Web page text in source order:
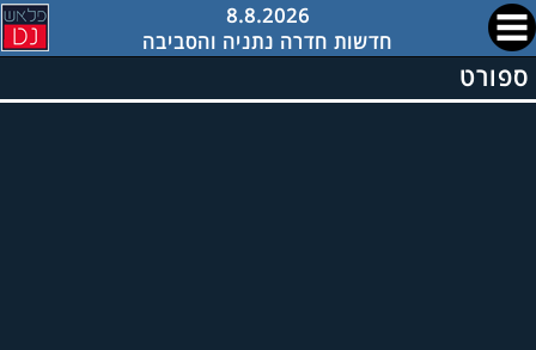
8.8.2026
חדשות חדרה נתניה והסביבה
ספורט